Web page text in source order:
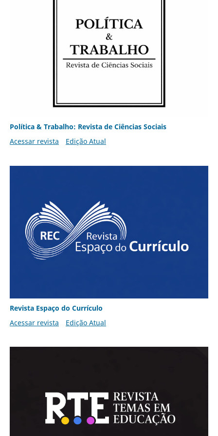
Política & Trabalho: Revista de Ciências Sociais
Acessar revista
Edição Atual
Revista Espaço do Currículo
Acessar revista
Edição Atual